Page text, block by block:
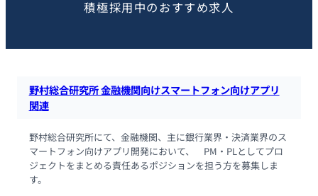
積極採用中のおすすめ求人
野村総合研究所 金融機関向けスマートフォン向けアプリ
関連
野村総合研究所にて、金融機関、主に銀行業界・決済業界のス
マートフォン向けアプリ開発において、　PM・PLとしてプロ
ジェクトをまとめる責任あるポジションを担う方を募集しま
す。